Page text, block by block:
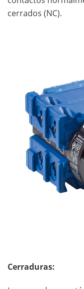
cerrados (NC).
Cerraduras: